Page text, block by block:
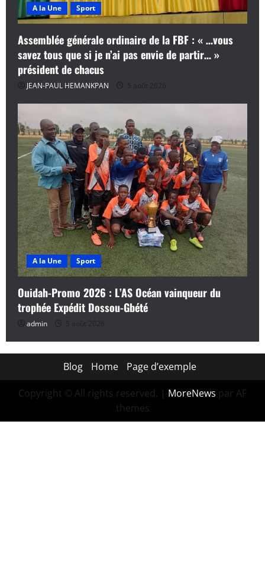
A la Une Sport
Assemblée générale ordinaire de la FBF : « …vous
savez tous que si je n’ai pas envie de partir… »
président de chacus
JEAN-PAUL HEMANKPAN 5 août 2026
A la Une Sport
Ouidah-Promo 2026 : L’AS Océan vainqueur du
trophée Expédit Dossou-Gbété
admin 5 août 2026
Blog Home Page d’exemple
Copyright © All rights reserved. | MoreNews par AF
themes